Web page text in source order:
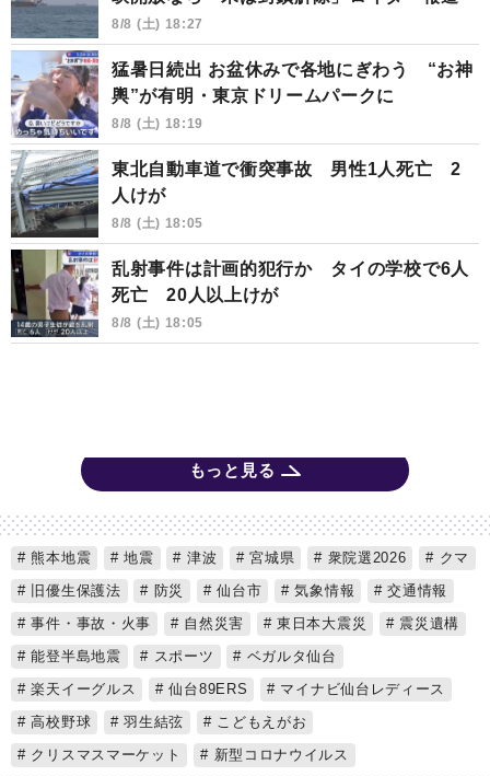
8/8 (土) 18:27
猛暑日続出 お盆休みで各地にぎわう “お神
輿”が有明・東京ドリームパークに
8/8 (土) 18:19
東北自動車道で衝突事故 男性1人死亡 2
人けが
8/8 (土) 18:05
乱射事件は計画的犯行か タイの学校で6人
死亡 20人以上けが
8/8 (土) 18:05
もっと見る
熊本地震 地震 津波 宮城県 衆院選2026
クマ
旧優生保護法
防災 仙台市 気象情報
交通情報
事件・事故・火事
自然災害 東日本大震災
震災遺構
能登半島地震
スポーツ
ベガルタ仙台
楽天イーグルス
仙台89ERS
マイナビ仙台レディース
高校野球
羽生結弦
こどもえがお
クリスマスマーケット
新型コロナウイルス